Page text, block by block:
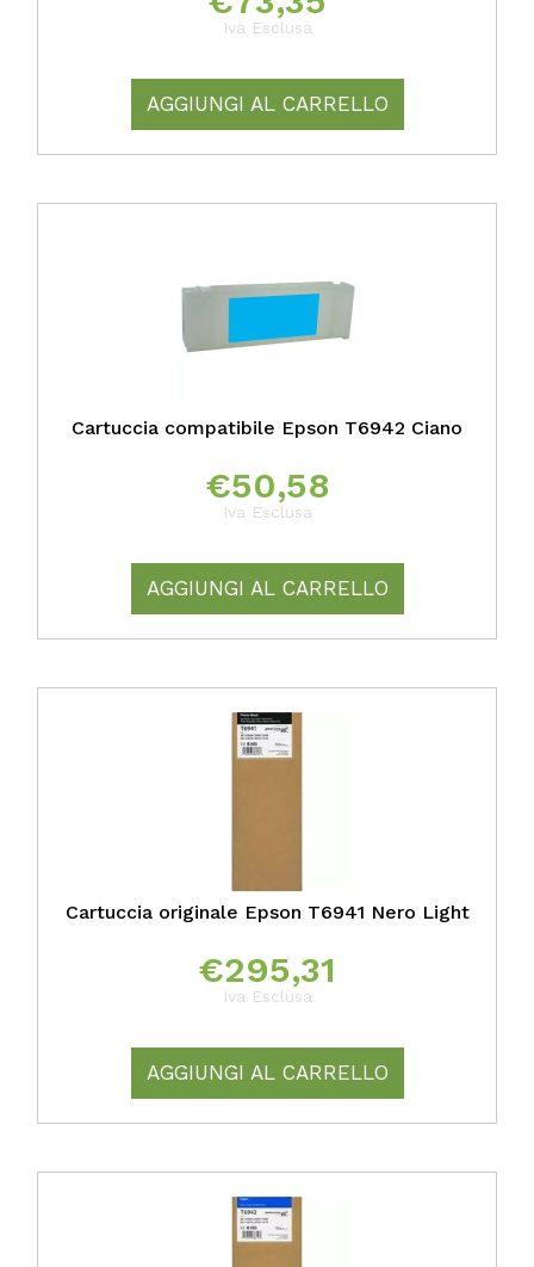
Iva Esclusa
AGGIUNGI AL CARRELLO
Cartuccia compatibile Epson T6942 Ciano
€50,58
Iva Esclusa
AGGIUNGI AL CARRELLO
Cartuccia originale Epson T6941 Nero Light
€295,31
Iva Esclusa
AGGIUNGI AL CARRELLO